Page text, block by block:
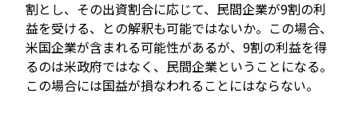
割とし、その出資割合に応じて、民間企業が9割の利
益を受ける、との解釈も可能ではないか。この場合、
米国企業が含まれる可能性があるが、9割の利益を得
るのは米政府ではなく、民間企業ということになる。
この場合には国益が損なわれることにはならない。